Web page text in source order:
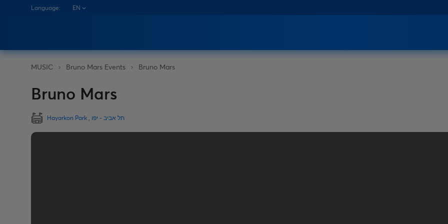
Language: EN
MUSIC Bruno Mars Events Bruno Mars
Bruno Mars
Hayarkon Park , תל אביב - יפו